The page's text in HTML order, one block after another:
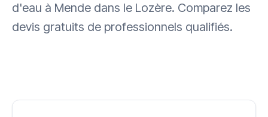
d'eau à Mende dans le Lozère. Comparez les
devis gratuits de professionnels qualifiés.